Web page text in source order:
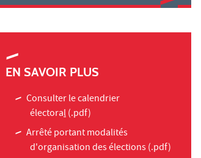
EN SAVOIR PLUS
Consulter le calendrier
électoral(.pdf)
Arrêté portant modalités
d'organisation des élections(.pdf)